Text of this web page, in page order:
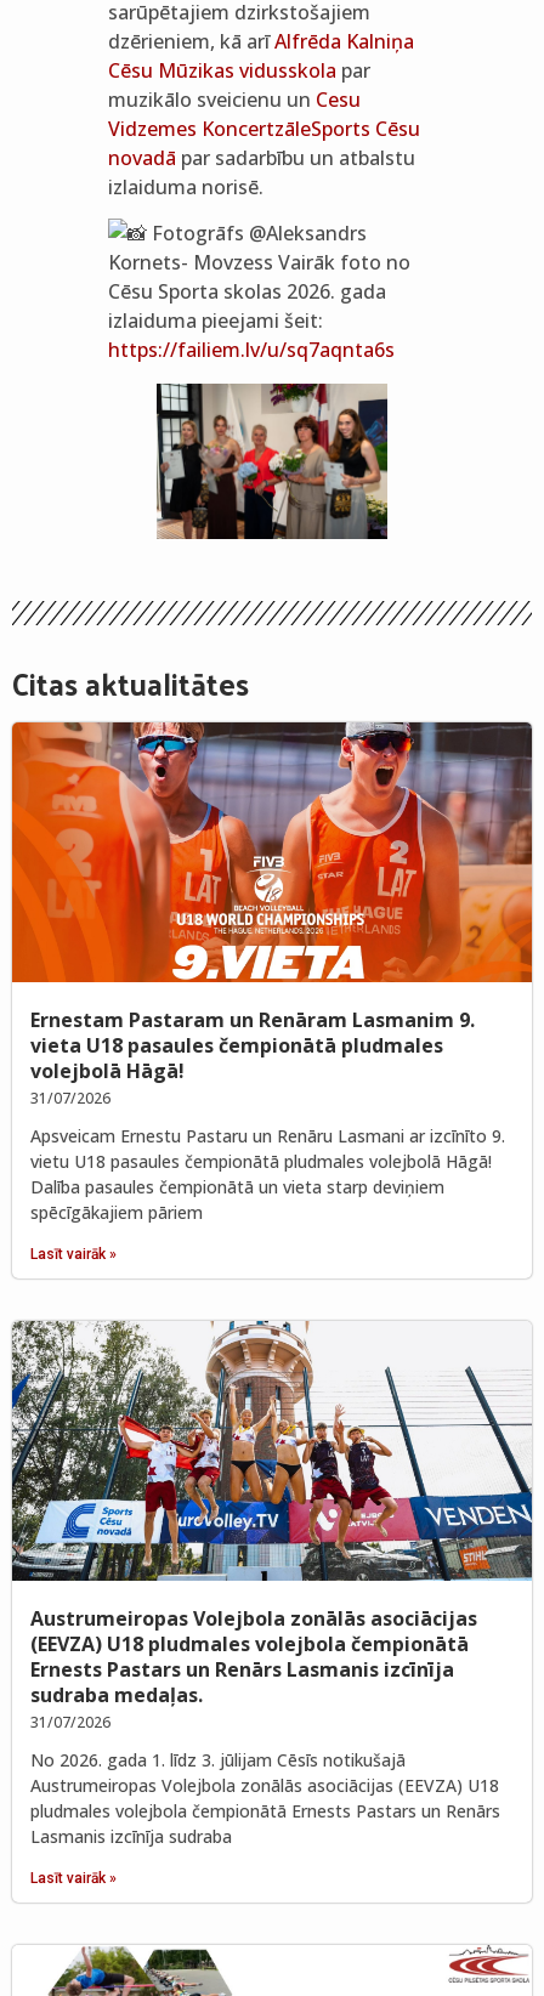
sarūpētajiem dzirkstošajiem
dzērieniem, kā arīAlfrēda Kalniņa
Cēsu Mūzikas vidusskola par
muzikālo sveicienu un Cesu
Vidzemes KoncertzāleSports Cēsu
novadā par sadarbību un atbalstu
izlaiduma norisē.
Fotogrāfs @Aleksandrs
Kornets- Movzess Vairāk foto no
Cēsu Sporta skolas 2026. gada
izlaiduma pieejami šeit:
https://failiem.lv/u/sq7aqnta6s
Citas aktualitātes
Ernestam Pastaram un Renāram Lasmanim 9.
vieta U18 pasaules čempionātā pludmales
volejbolā Hāgā!
31/07/2026
Apsveicam Ernestu Pastaru un Renāru Lasmani ar izcīnīto 9.
vietu U18 pasaules čempionātā pludmales volejbolā Hāgā!
Dalība pasaules čempionātā un vieta starp deviņiem
spēcīgākajiem pāriem
Lasīt vairāk »
Austrumeiropas Volejbola zonālās asociācijas
(EEVZA) U18 pludmales volejbola čempionātā
Ernests Pastars un Renārs Lasmanis izcīnīja
sudraba medaļas.
31/07/2026
No 2026. gada 1. līdz 3. jūlijam Cēsīs notikušajā
Austrumeiropas Volejbola zonālās asociācijas (EEVZA) U18
pludmales volejbola čempionātā Ernests Pastars un Renārs
Lasmanis izcīnīja sudraba
Lasīt vairāk »